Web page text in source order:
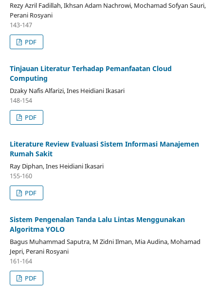
Rezy Azril Fadillah, Ikhsan Adam Nachrowi, Mochamad Sofyan Sauri,
Perani Rosyani
143-147
PDF
Tinjauan Literatur Terhadap Pemanfaatan Cloud
Computing
Dzaky Nafis Alfarizi, Ines Heidiani Ikasari
148-154
PDF
Literature Review Evaluasi Sistem Informasi Manajemen
Rumah Sakit
Ray Diphan, Ines Heidiani Ikasari
155-160
PDF
Sistem Pengenalan Tanda Lalu Lintas Menggunakan
Algoritma YOLO
Bagus Muhammad Saputra, M Zidni Ilman, Mia Audina, Mohamad
Jepri, Perani Rosyani
161-164
PDF